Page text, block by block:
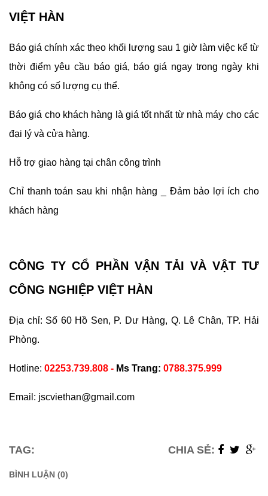
VIỆT HÀN
Báo giá chính xác theo khối lượng sau 1 giờ làm việc kể từ
thời điểm yêu cầu báo giá, báo giá ngay trong ngày khi
không có số lượng cụ thể.
Báo giá cho khách hàng là giá tốt nhất từ ​​nhà máy cho các
đại lý và cửa hàng.
Hỗ trợ giao hàng tại chân công trình
Chỉ thanh toán sau khi nhận hàng _ Đảm bảo lợi ích cho
khách hàng
CÔNG TY CỔ PHẦN VẬN TẢI VÀ VẬT TƯ
CÔNG NGHIỆP VIỆT HÀN
Địa chỉ: Số 60 Hồ Sen, P. Dư Hàng, Q. Lê Chân, TP. Hải
Phòng.
Hotline: 02253.739.808 - Ms Trang: 0788.375.999
Email: jscviethan@gmail.com
TAG: CHIA SẺ:
BÌNH LUẬN (0)